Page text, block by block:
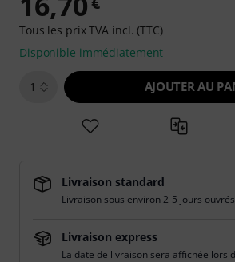
Tous les prix TVA incl. (TTC)
Disponible immédiatement
1 AJOUTER AU
Livraison standard
Livraison sous environ 2-5 jours ouvrés
Livraison express
La date de livraison sera affichée lors